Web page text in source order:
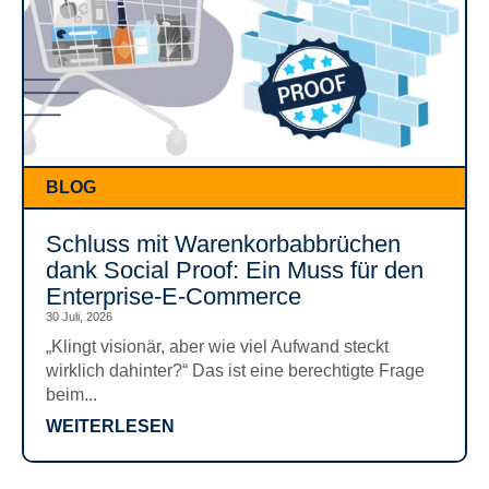
BLOG
Schluss mit Warenkorbabbrüchen
dank Social Proof: Ein Muss für den
Enterprise-E-Commerce
30 Juli, 2026
„Klingt visionär, aber wie viel Aufwand steckt
wirklich dahinter?“ Das ist eine berechtigte Frage
beim...
WEITERLESEN